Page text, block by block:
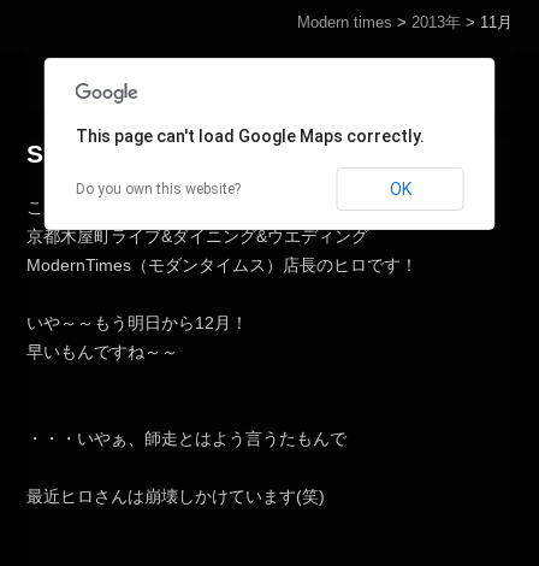
Modern times > 2013年> 11月
Sunny/内田心晴/ゆのとうちあきら
こんにちは！
京都木屋町ライブ&ダイニング&ウエディング
ModernTimes（モダンタイムス）店長のヒロです！
いや～～もう明日から12月！
早いもんですね～～
・・・いやぁ、師走とはよう言うたもんで
最近ヒロさんは崩壊しかけています(笑)
This page can't load Google Maps correctly.
Do you own this website? OK